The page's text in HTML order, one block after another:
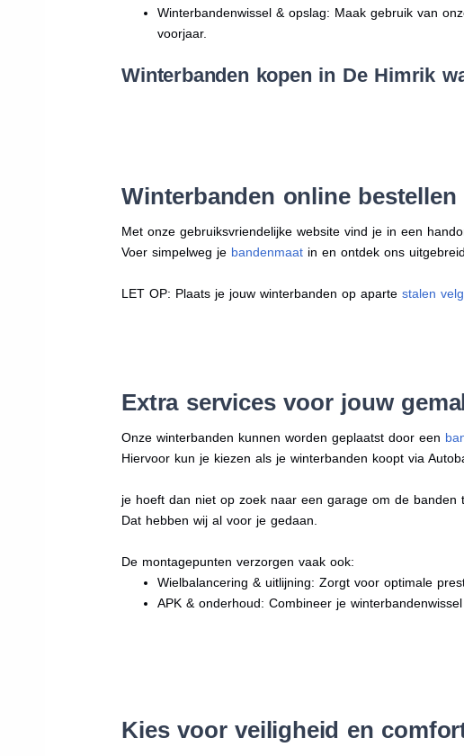
Winterbandenwissel & opslag: Maak gebruik van
voorjaar.
Winterbanden kopen in De Himrik
Winterbanden online
Met onze gebruiksvriendelijke website vind je in een
Voer simpelweg je bandenmaat in en ontdek ons
LET OP: Plaats je jouw winterbanden op apartestalen
Extra services voor jouw
Onze winterbanden kunnen worden geplaatst door een
Hiervoor kun je kiezen als je winterbanden koopt via
je hoeft dan niet op zoek naar een garage om de banden
Dat hebben wij al voor je gedaan.
De montagepunten verzorgen vaak ook:
Wielbalancering & uitlijning: Zorgt voor optimale
APK & onderhoud: Combineer je
Kies voor veiligheid en